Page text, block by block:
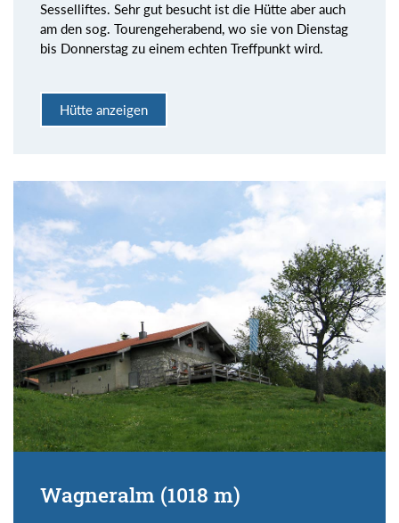
Sesselliftes. Sehr gut besucht ist die Hütte aber auch
am den sog. Tourengeherabend, wo sie von Dienstag
bis Donnerstag zu einem echten Treffpunkt wird.
Hütte anzeigen
Wagneralm (1018 m)